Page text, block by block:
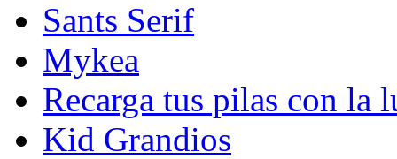
Sants Serif
Mykea
Recarga tus pilas con la
Kid Grandios